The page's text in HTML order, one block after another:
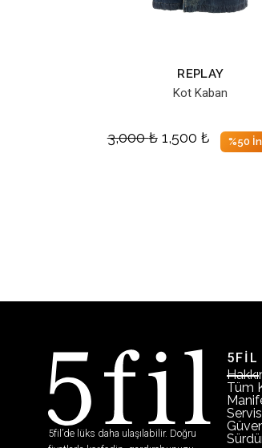
REPLAY
Kot Kaban
3,000₺ 1,500 ₺ %50
5fil’de lüks daha ulaşılabilir. Doğru
5FİL
Tüm